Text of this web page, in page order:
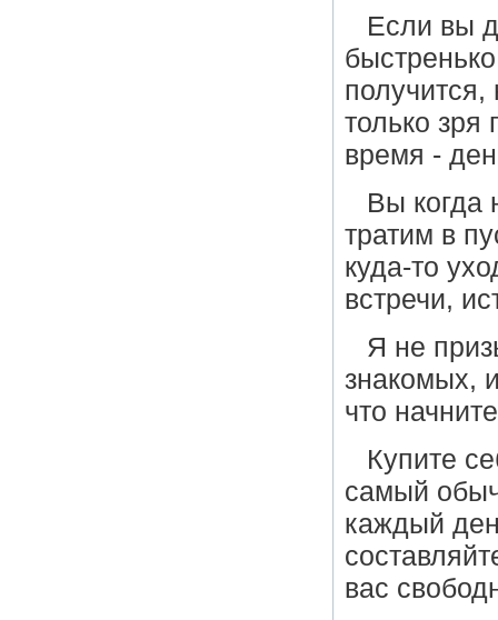
Если вы
только
время -
Вы когда
тратим в
куда-то
встречи,
Я не
знакомых,
что
Купите
самый
каждый
вас